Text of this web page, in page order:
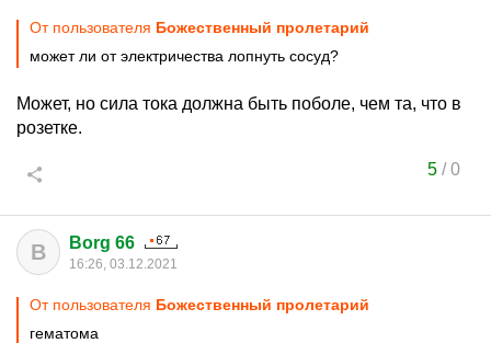
От пользователя Божественный пролетарий
может ли от электричества лопнуть сосуд?
Может, но сила тока должна быть поболе, чем та, что в
розетке.
5/0
B Borg 66
16:26, 03.12.2021
От пользователя Божественный пролетарий
гематома